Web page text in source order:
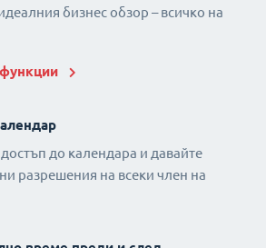
бизнес обзор – всичко на
до календара и давайте
разрешения на всеки член на